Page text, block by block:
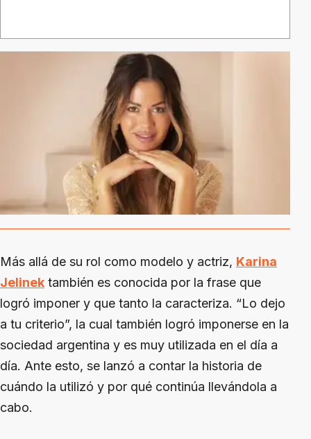
Más allá de su rol como modelo y actriz, Karina
Jelinek también es conocida por la frase que
logró imponer y que tanto la caracteriza. “Lo dejo
a tu criterio”, la cual también logró imponerse en la
sociedad argentina y es muy utilizada en el día a
día. Ante esto, se lanzó a contar la historia de
cuándo la utilizó y por qué continúa llevándola a
cabo.